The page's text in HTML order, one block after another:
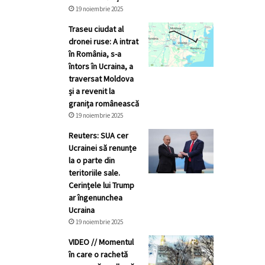
19 noiembrie 2025
Traseu ciudat al
dronei ruse: A intrat
în România, s-a
întors în Ucraina, a
traversat Moldova
și a revenit la
granița românească
19 noiembrie 2025
Reuters: SUA cer
Ucrainei să renunțe
la o parte din
teritoriile sale.
Cerințele lui Trump
ar îngenunchea
Ucraina
19 noiembrie 2025
VIDEO // Momentul
în care o rachetă